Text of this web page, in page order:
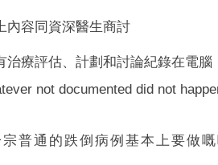
內容同資深醫生商討
治療評估、計劃和討論紀錄在電腦
not documented did not
普通的跌倒病例基本上要做